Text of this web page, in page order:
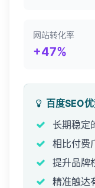
网站转化率
+47%
百度SEO
长期稳定
相比付费
提升品牌
精准触达